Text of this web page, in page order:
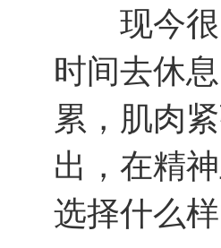
现今很多
时间去休
累，肌肉
出，在精
选择什么